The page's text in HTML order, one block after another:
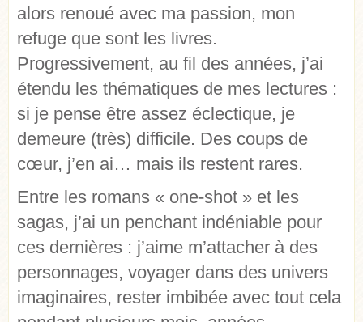
alors renoué avec ma passion, mon
refuge que sont les livres.
Progressivement, au fil des années, j’ai
étendu les thématiques de mes lectures :
si je pense être assez éclectique, je
demeure (très) difficile. Des coups de
cœur, j’en ai… mais ils restent rares.
Entre les romans « one-shot » et les
sagas, j’ai un penchant indéniable pour
ces dernières : j’aime m’attacher à des
personnages, voyager dans des univers
imaginaires, rester imbibée avec tout cela